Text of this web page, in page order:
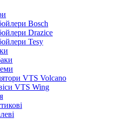
Bosch
Drazice
Tesy
VTS Volcano
VTS Wing